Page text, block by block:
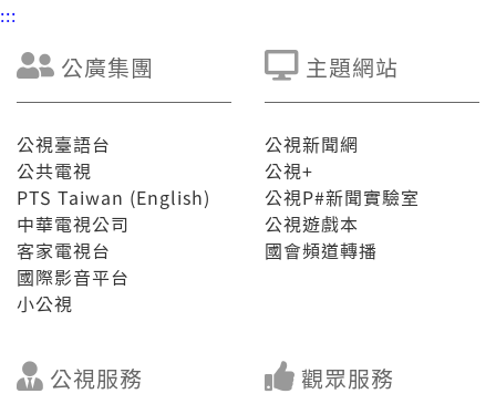
:::
公廣集團
公視臺語台
公共電視
PTS Taiwan (English)
中華電視公司
客家電視台
國際影音平台
小公視
主題網站
公視新聞網
公視+
公視P#新聞實驗室
公視遊戲本
國會頻道轉播
公視服務 觀眾服務